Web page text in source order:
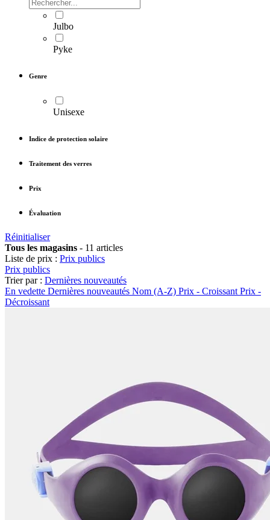
Julbo
Pyke
Genre
Unisexe
Indice de protection solaire
Traitement des verres
Prix
Évaluation
Réinitialiser
Tous les magasins - 11 articles
Liste de prix : Prix publics
Prix publics
Trier par : Dernières nouveautés
En vedette Dernières nouveautés Nom (A-Z) Prix - Croissant Prix -
Décroissant